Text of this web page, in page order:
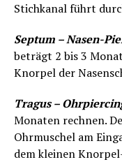
Stichkanal führt
Septum – Nasen-
beträgt 2 bis 3
Knorpel der
Tragus –
Monaten rechnen.
Ohrmuschel am
dem kleinen